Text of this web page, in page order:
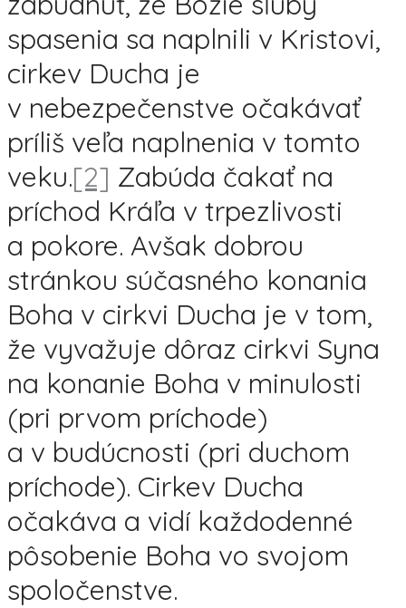
spasenia sa naplnili v Kristovi,
cirkev Ducha je
v nebezpečenstve očakávať
príliš veľa naplnenia v tomto
veku.[2] Zabúda čakať na
príchod Kráľa v trpezlivosti
a pokore. Avšak dobrou
stránkou súčasného konania
Boha v cirkvi Ducha je v tom,
že vyvažuje dôraz cirkvi Syna
na konanie Boha v minulosti
(pri prvom príchode)
a v budúcnosti (pri duchom
príchode). Cirkev Ducha
očakáva a vidí každodenné
pôsobenie Boha vo svojom
spoločenstve.